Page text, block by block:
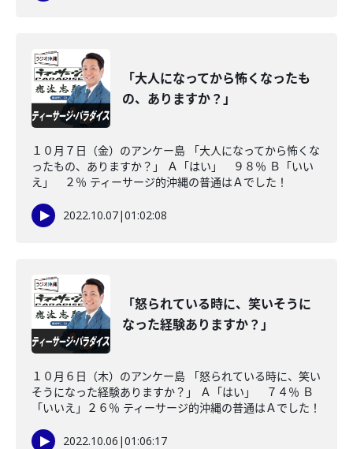
「大人になってから怖くなったも
の、ありますか？」
１０月７日（金）のアンケー島 「大人になってから怖くな
ったもの、ありますか？」 Ａ「はい」 ９８％ Ｂ「いい
え」 ２％ ティーサージ的沖縄の普通はＡでした！
2022.10.07|01:02:08
「怒られている時に、笑いそうに
なった経験ありますか？」
１０月６日（木）のアンケー島 「怒られている時に、笑い
そうになった経験ありますか？」 Ａ「はい」 ７４％ Ｂ
「いいえ」２６％ ティーサージ的沖縄の普通はＡでした！
2022.10.06 |01:06:17